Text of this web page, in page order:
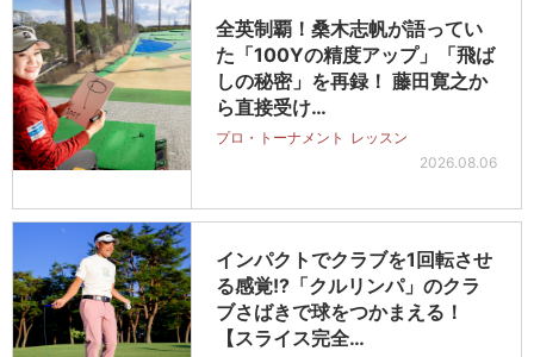
全英制覇！桑木志帆が語ってい
た「100Yの精度アップ」「飛ば
しの秘密」を再録！ 藤田寛之か
ら直接受け…
プロ・トーナメント レッスン
2026.08.06
インパクトでクラブを1回転させ
る感覚!?「クルリンパ」のクラ
ブさばきで球をつかまえる！
【スライス完全…